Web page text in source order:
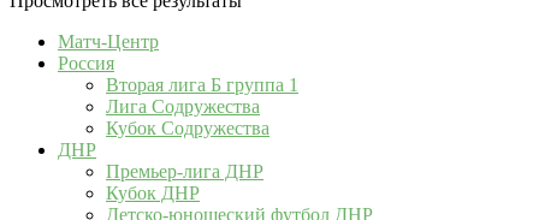
Матч-Центр
Россия
Вторая лига Б группа 1
Лига Содружества
Кубок Содружества
ДНР
Премьер-лига ДНР
Кубок ДНР
Детско-юношеский футбол ДНР